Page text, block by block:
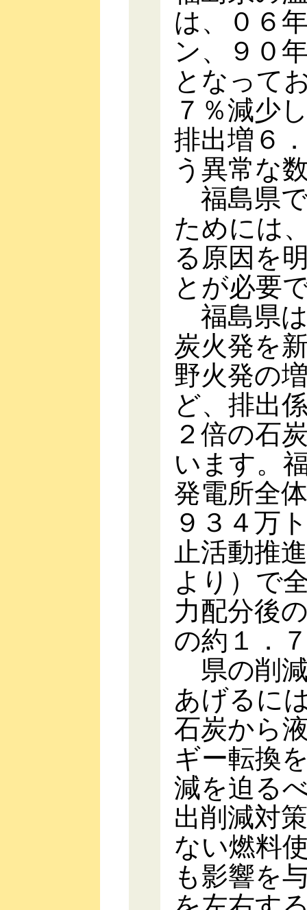
は、０６
ン、９０
となって
７％減少
排出増６
う異常な
福島県
ためには
る原因を
とが必要
福島県
炭火発を
野火発の
ど、排出
２倍の石
います。
発電所全
９３４万
止活動推
より）で
力配分後
の約１．
県の削
あげるに
石炭から
ギー転換
減を迫る
出削減対
ない燃料
も影響を